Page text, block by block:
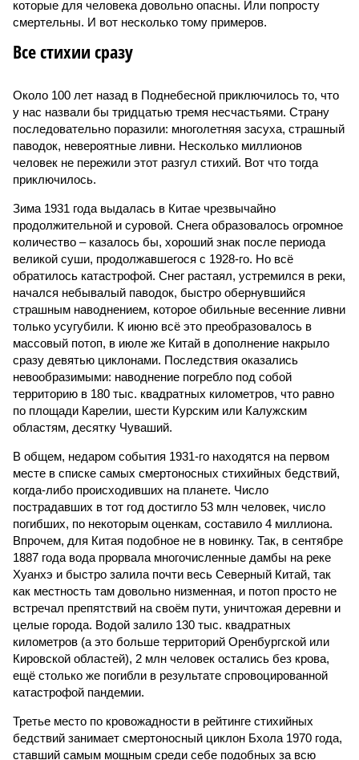
которые для человека довольно опасны. Или попросту
смертельны. И вот несколько тому примеров.
Все стихии сразу
Около 100 лет назад в Поднебесной приключилось то, что
у нас назвали бы тридцатью тремя несчастьями. Страну
последовательно поразили: многолетняя засуха, страшный
паводок, невероятные ливни. Несколько миллионов
человек не пережили этот разгул стихий. Вот что тогда
приключилось.
Зима 1931 года выдалась в Китае чрезвычайно
продолжительной и суровой. Снега образовалось огромное
количество – казалось бы, хороший знак после периода
великой суши, продолжавшегося с 1928-го. Но всё
обратилось катастрофой. Снег растаял, устремился в реки,
начался небывалый паводок, быстро обернувшийся
страшным наводнением, которое обильные весенние ливни
только усугубили. К июню всё это преобразовалось в
массовый потоп, в июле же Китай в дополнение накрыло
сразу девятью циклонами. Последствия оказались
невообразимыми: наводнение погребло под собой
территорию в 180 тыс. квадратных километров, что равно
по площади Карелии, шести Курским или Калужским
областям, десятку Чуваший.
В общем, недаром события 1931-го находятся на первом
месте в списке самых смертоносных стихийных бедствий,
когда-либо происходивших на планете. Число
пострадавших в тот год достигло 53 млн человек, число
погибших, по некоторым оценкам, составило 4 миллиона.
Впрочем, для Китая подобное не в новинку. Так, в сентябре
1887 года вода прорвала многочисленные дамбы на реке
Хуанхэ и быстро залила почти весь Северный Китай, так
как местность там довольно низменная, и потоп просто не
встречал препятствий на своём пути, уничтожая деревни и
целые города. Водой залило 130 тыс. квадратных
километров (а это больше территорий Оренбургской или
Кировской областей), 2 млн человек остались без крова,
ещё столько же погибли в результате спровоцированной
катастрофой пандемии.
Третье место по кровожадности в рейтинге стихийных
бедствий занимает смертоносный циклон Бхола 1970 года,
ставший самым мощным среди себе подобных за всю